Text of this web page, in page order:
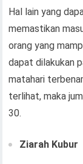
Hal lain yang
memastikan
orang yang
dapat dilakukan
matahari
terlihat, maka
30.
Ziarah Kubur